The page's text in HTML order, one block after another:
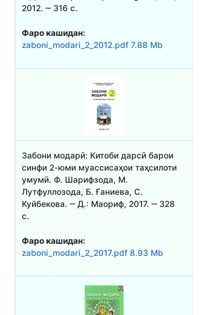
2012. ‒ 316 с.
Фаро кашидан:
zaboni_modari_2_2012.pdf 7.88 Mb
Забони модарӣ: Китоби дарсӣ барои
синфи 2-юми муассисаҳои таҳсилоти
умумӣ. Ф. Шарифзода, М.
Лутфуллозода, Б. Ғаниева, С.
Куйбекова. ‒ Д.: Маориф, 2017. ‒ 328
с.
Фаро кашидан:
zaboni_modari_2_2017.pdf 8.93 Mb